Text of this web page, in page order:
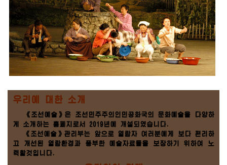
우리에 대한 소개
《조선예술》은 조선민주주의인민공화국의 문화예술을 다양하
게 소개하는 홈페지로서 2019년에 개설되였습니다.
《조선예술》관리부는 앞으로 열람자 여러분에게 보다 편리하
고 개선된 열람환경과 풍부한 예술자료들을 보장하기 위하여 노
력할것입니다.